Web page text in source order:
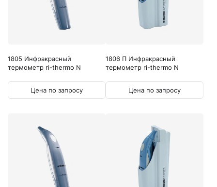
1805 Инфракрасный
термометр ri-thermo N
Цена по запросу
1806 П Инфракрасный
термометр ri-thermo N
Цена по запросу